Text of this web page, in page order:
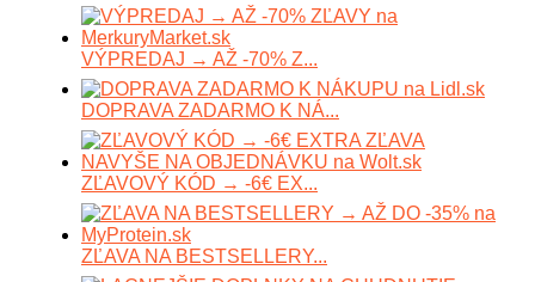
VÝPREDAJ → AŽ -70% Z...
DOPRAVA ZADARMO K NÁ...
ZĽAVOVÝ KÓD → -6€ EX...
ZĽAVA NA BESTSELLERY...